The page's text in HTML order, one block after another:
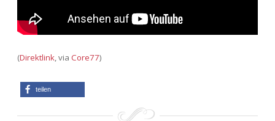
(Direktlink, via Core77)
teilen